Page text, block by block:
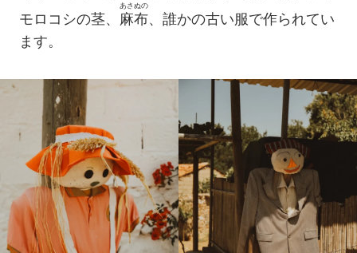
モロコシの茎、 麻布
あさぬの
、誰かの古い服で作られてい
ます。